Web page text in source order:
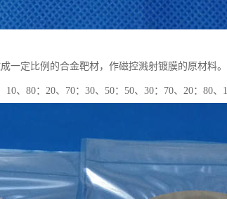
一定比例的合金靶材，作磁控溅射镀膜的原材料
、80：20、70：30、50：50、30：70、20：80、